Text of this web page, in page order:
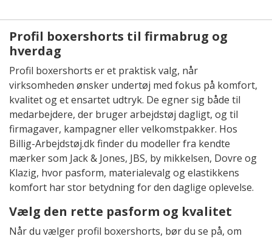
Profil boxershorts til firmabrug og
hverdag
Profil boxershorts er et praktisk valg, når
virksomheden ønsker undertøj med fokus på komfort,
kvalitet og et ensartet udtryk. De egner sig både til
medarbejdere, der bruger arbejdstøj dagligt, og til
firmagaver, kampagner eller velkomstpakker. Hos
Billig-Arbejdstøj.dk finder du modeller fra kendte
mærker som Jack & Jones, JBS, by mikkelsen, Dovre og
Klazig, hvor pasform, materialevalg og elastikkens
komfort har stor betydning for den daglige oplevelse.
Vælg den rette pasform og kvalitet
Når du vælger profil boxershorts, bør du se på, om